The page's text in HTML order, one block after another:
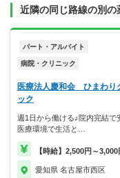
近隣の同じ路線の別の
パート・アルバイト
病院・クリニック
医療法人慶和会 ひまわり
ック
週1日から働ける♪院内完結で
医療環境で生活と…
【時給】2,500円～3,000
愛知県 名古屋市西区